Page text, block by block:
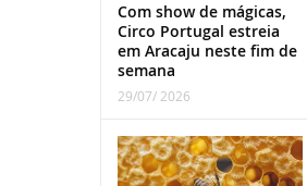
Com show de mágicas,
Circo Portugal estreia
em Aracaju neste fim de
semana
29/07/ 2026